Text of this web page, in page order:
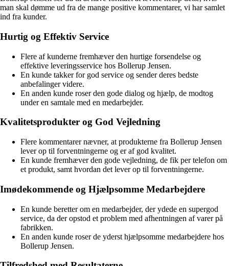
man skal dømme ud fra de mange positive kommentarer, vi har samlet
ind fra kunder.
Hurtig og Effektiv Service
Flere af kunderne fremhæver den hurtige forsendelse og
effektive leveringsservice hos Bollerup Jensen.
En kunde takker for god service og sender deres bedste
anbefalinger videre.
En anden kunde roser den gode dialog og hjælp, de modtog
under en samtale med en medarbejder.
Kvalitetsprodukter og God Vejledning
Flere kommentarer nævner, at produkterne fra Bollerup Jensen
lever op til forventningerne og er af god kvalitet.
En kunde fremhæver den gode vejledning, de fik per telefon om
et produkt, samt hvordan det lever op til forventningerne.
Imødekommende og Hjælpsomme Medarbejdere
En kunde beretter om en medarbejder, der ydede en supergod
service, da der opstod et problem med afhentningen af varer på
fabrikken.
En anden kunde roser de yderst hjælpsomme medarbejdere hos
Bollerup Jensen.